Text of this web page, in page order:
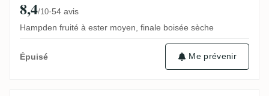
8,4/10·54 avis
Hampden fruité à ester moyen, finale boisée sèche
Épuisé Me prévenir